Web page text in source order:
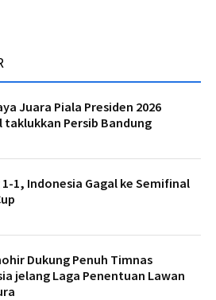
Juara Piala Presiden 2026
taklukkan Persib Bandung
1, Indonesia Gagal ke Semifinal
Dukung Penuh Timnas
jelang Laga Penentuan Lawan